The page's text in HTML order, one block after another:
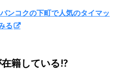
ンコクの下町で人気のタイマッ
る
籍している!?